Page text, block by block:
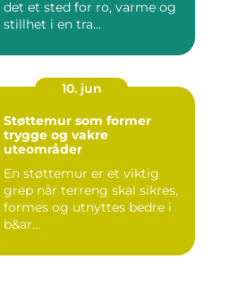
det et sted for ro, varme og
stillhet i en tra...
10. jun
Støttemur som former
trygge og vakre
uteområder
En støttemur er et viktig
grep når terreng skal sikres,
formes og utnyttes bedre i
b&ar...